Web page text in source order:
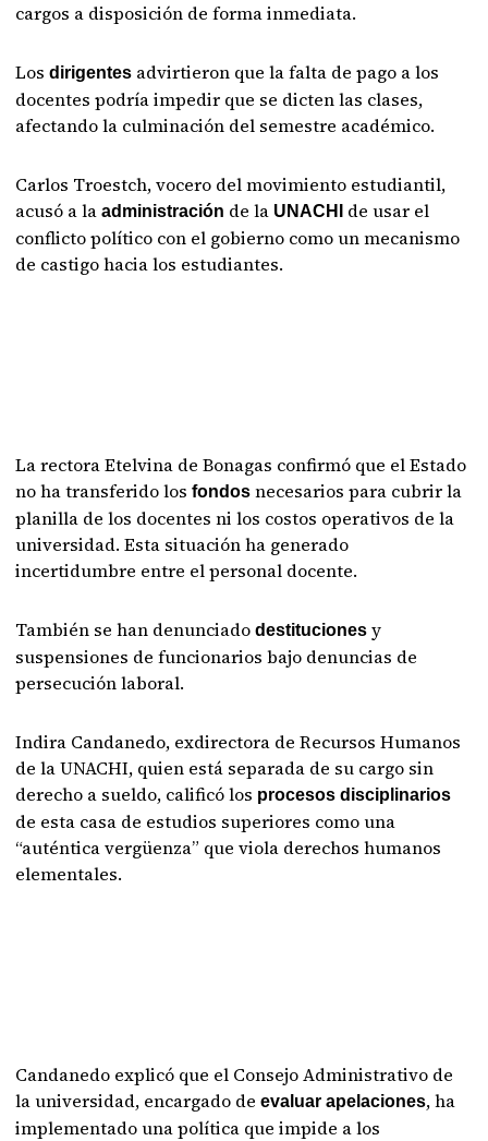
cargos a disposición de forma inmediata.
Losdirigentes advirtieron que la falta de pago a los
docentes podría impedir que se dicten las clases,
afectando la culminación del semestre académico.
Carlos Troestch, vocero del movimiento estudiantil,
acusó a laadministración de la UNACHI
de usar el
conflicto político con el gobierno como un mecanismo
de castigo hacia los estudiantes.
La rectora Etelvina de Bonagas confirmó que el Estado
no ha transferido losfondos necesarios para cubrir la
planilla de los docentes ni los costos operativos de la
universidad. Esta situación ha generado
incertidumbre entre el personal docente.
También se han denunciadodestitucionesy
suspensiones de funcionarios bajo denuncias de
persecución laboral.
Indira Candanedo, exdirectora de Recursos Humanos
de la UNACHI, quien está separada de su cargo sin
derecho a sueldo, calificó los procesos disciplinarios
de esta casa de estudios superiores como una
“auténtica vergüenza” que viola derechos humanos
elementales.
Candanedo explicó que el Consejo Administrativo de
la universidad, encargado deevaluar apelaciones, ha
implementado una política que impide a los